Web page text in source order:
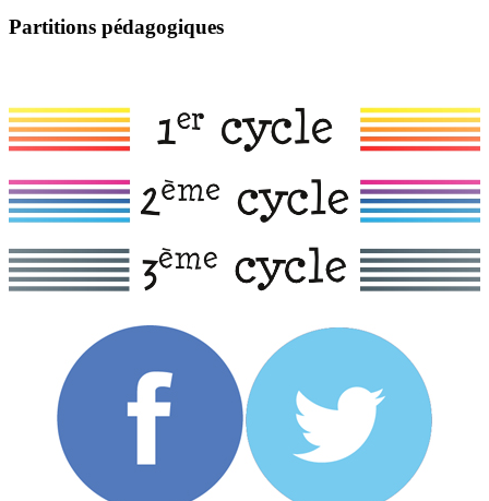
Partitions pédagogiques